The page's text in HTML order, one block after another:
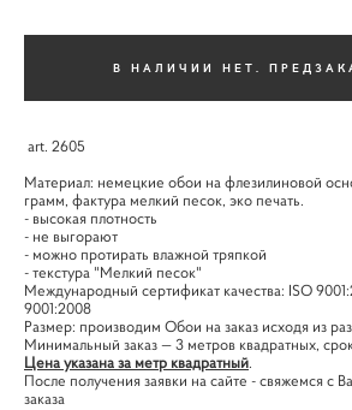
В НАЛИЧИИ НЕТ.
art. 2605
Материал: немецкие обои на флезилиновой
грамм, фактура мелкий песок, эко печать.
- высокая плотность
- не выгорают
- можно протирать влажной тряпкой
- текстура "Мелкий песок"
Международный сертификат качества: ISO
9001:2008
Размер: производим Обои на заказ исходя из
Минимальный заказ — 3 метров квадратных,
Цена указана за метр квадратный.
После получения заявки на сайте - свяжемся с
заказа